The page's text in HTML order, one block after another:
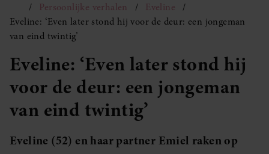
Persoonlijke verhalen
Eveline
Eveline: ‘Even later stond hij voor de deur: een jongeman
van eind twintig’
Eveline: ‘Even later stond hij
voor de deur: een jongeman
van eind twintig’
Eveline (52) en haar partner Emiel raken op